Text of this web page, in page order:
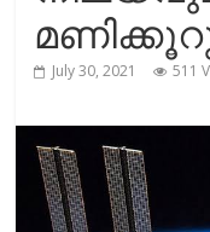
July 30, 2021 511